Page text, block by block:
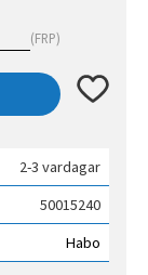
FRP
Lägg till
2-3 vardagar
50015240
Habo